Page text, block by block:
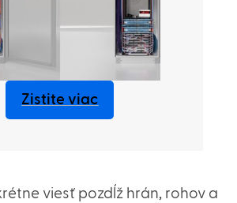
Zistite viac
viesť pozdĺž hrán, rohov a